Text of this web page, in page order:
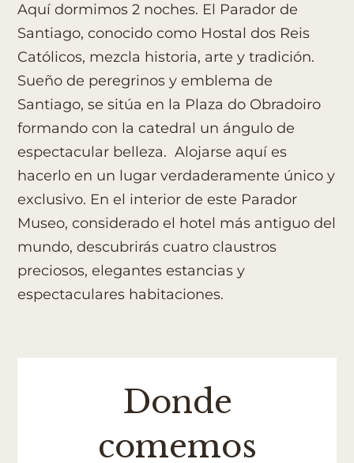
Aquí dormimos 2 noches. El Parador de
Santiago, conocido como Hostal dos Reis
Católicos, mezcla historia, arte y tradición.
Sueño de peregrinos y emblema de
Santiago, se sitúa en la Plaza do Obradoiro
formando con la catedral un ángulo de
espectacular belleza. Alojarse aquí es
hacerlo en un lugar verdaderamente único y
exclusivo. En el interior de este Parador
Museo, considerado el hotel más antiguo del
mundo, descubrirás cuatro claustros
preciosos, elegantes estancias y
espectaculares habitaciones.
Donde
comemos